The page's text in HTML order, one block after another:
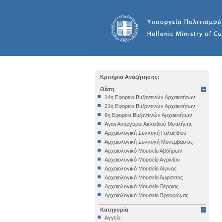
Κριτήρια Αναζήτησης:
Θέση
14η Εφορεία Βυζαντινών Αρχαιοτήτων
21η Εφορεία Βυζαντινών Αρχαιοτήτων
6η Εφορεία Βυζαντινών Αρχαιοτήτων
Άγιοι Ανάργυροι Ακλειδιού Μυτιλήνης
Αρχαιολογική Συλλογή Γαλαξιδίου
Αρχαιολογική Συλλογή Μονεμβασίας
Αρχαιολογικό Μουσείο Αβδήρων
Αρχαιολογικό Μουσείο Αγρινίου
Αρχαιολογικό Μουσείο Αίγινας
Αρχαιολογικό Μουσείο Άμφισσας
Αρχαιολογικό Μουσείο Βέροιας
Αρχαιολογικό Μουσείο Βραυρώνας
Αρχαιολογικό Μουσείο Δελφών
Αρχαιολογικό Μουσείο Ηγουμενίτσας
Κατηγορία
Αγγείο